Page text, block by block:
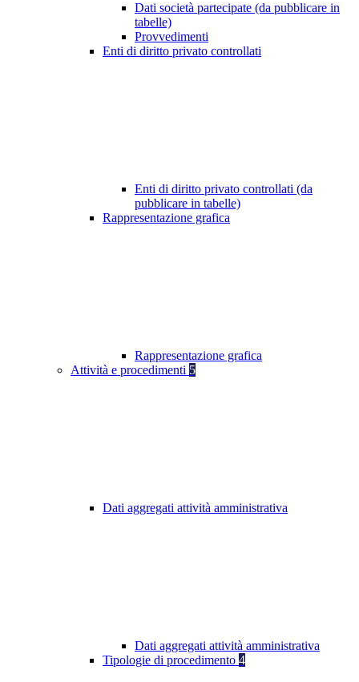
Dati società partecipate (da pubblicare in
tabelle)
Provvedimenti
Enti di diritto privato controllati
Enti di diritto privato controllati (da
pubblicare in tabelle)
Rappresentazione grafica
Rappresentazione grafica
Attività e procedimenti 5
Dati aggregati attività amministrativa
Dati aggregati attività amministrativa
Tipologie di procedimento 4